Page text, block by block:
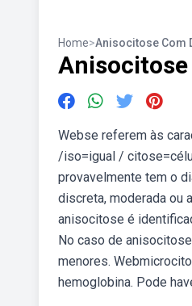
Home>Anisocitose Com
Webse referem às
/iso=igual /
provavelmente tem o
discreta, moderada ou
anisocitose é
No caso de
menores.
hemoglobina. Pode